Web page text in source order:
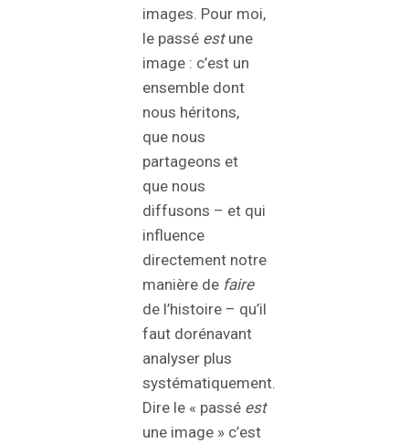
images. Pour moi,
le passé estune
image : c’est un
ensemble dont
nous héritons,
que nous
partageons et
que nous
diffusons – et qui
influence
directement notre
manière de faire
de l’histoire – qu’il
faut dorénavant
analyser plus
systématiquement.
Dire le « passé est
une image » c’est